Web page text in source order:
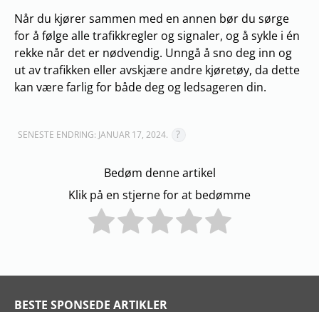
Når du kjører sammen med en annen bør du sørge
for å følge alle trafikkregler og signaler, og å sykle i én
rekke når det er nødvendig. Unngå å sno deg inn og
ut av trafikken eller avskjære andre kjøretøy, da dette
kan være farlig for både deg og ledsageren din.
SENESTE ENDRING: JANUAR 17, 2024.
Bedøm denne artikel
Klik på en stjerne for at bedømme
BESTE SPONSEDE ARTIKLER